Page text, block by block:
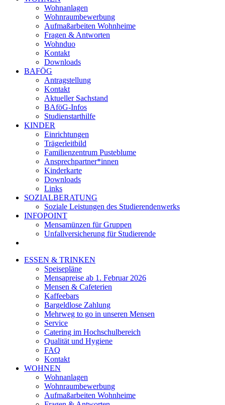
Wohnanlagen
Wohnraumbewerbung
Aufmaßarbeiten Wohnheime
Fragen & Antworten
Wohnduo
Kontakt
Downloads
BAFÖG
Antragstellung
Kontakt
Aktueller Sachstand
BAföG-Infos
Studienstarthilfe
KINDER
Einrichtungen
Trägerleitbild
Familienzentrum Pusteblume
Ansprechpartner*innen
Kinderkarte
Downloads
Links
SOZIALBERATUNG
Soziale Leistungen des Studierendenwerks
INFOPOINT
Mensamünzen für Gruppen
Unfallversicherung für Studierende
ESSEN & TRINKEN
Speisepläne
Mensapreise ab 1. Februar 2026
Mensen & Cafeterien
Kaffeebars
Bargeldlose Zahlung
Mehrweg to go in unseren Mensen
Service
Catering im Hochschulbereich
Qualität und Hygiene
FAQ
Kontakt
WOHNEN
Wohnanlagen
Wohnraumbewerbung
Aufmaßarbeiten Wohnheime